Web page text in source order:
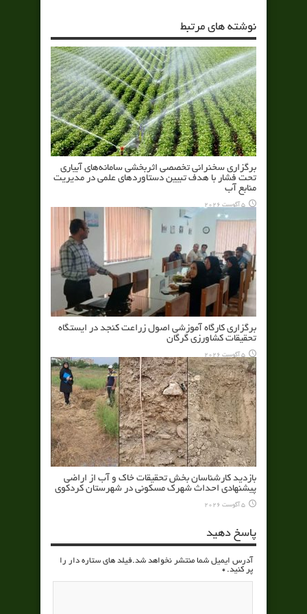
نوشته های مرتبط
برگزاری سخنرانی تخصصی اثربخشی سامانه‌های آبیاری
تحت فشار با هدف تبیین دستاوردهای علمی در مدیریت
منابع آب
5 آگوست 2026
برگزاری کارگاه آموزشی اصول زراعت کنجد در ایستگاه
تحقیقات کشاورزی گرگان
5 آگوست 2026
بازدید کارشناسان بخش تحقیقات خاک و آب از اراضی
پیشنهادی احداث شهرک مسکونی در شهرستان کردکوی
5 آگوست 2026
پاسخ دهید
آدرس ایمیل شما منتشر نخواهد شد.فیلد های ستاره دار را
پر کنید.*